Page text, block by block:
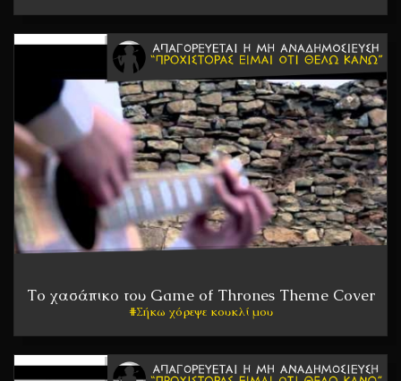
Το χασάπικο του Game of Thrones Theme Cover
Σήκω χόρεψε κουκλί μου